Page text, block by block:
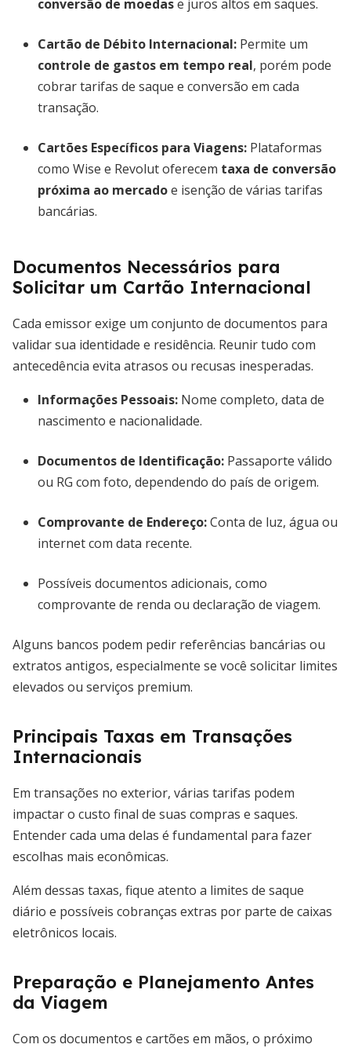
conversão de moedase juros altos em saques.
Cartão de Débito Internacional: Permite um
controle de gastos em tempo real, porém pode
cobrar tarifas de saque e conversão em cada
transação.
Cartões Específicos para Viagens: Plataformas
como Wise e Revolut oferecem taxa de conversão
próxima ao mercadoe isenção de várias tarifas
bancárias.
Documentos Necessários para
Solicitar um Cartão Internacional
Cada emissor exige um conjunto de documentos para
validar sua identidade e residência. Reunir tudo com
antecedência evita atrasos ou recusas inesperadas.
Informações Pessoais: Nome completo, data de
nascimento e nacionalidade.
Documentos de Identificação: Passaporte válido
ou RG com foto, dependendo do país de origem.
Comprovante de Endereço:Conta de luz, água ou
internet com data recente.
Possíveis documentos adicionais, como
comprovante de renda ou declaração de viagem.
Alguns bancos podem pedir referências bancárias ou
extratos antigos, especialmente se você solicitar limites
elevados ou serviços premium.
Principais Taxas em Transações
Internacionais
Em transações no exterior, várias tarifas podem
impactar o custo final de suas compras e saques.
Entender cada uma delas é fundamental para fazer
escolhas mais econômicas.
Além dessas taxas, fique atento a limites de saque
diário e possíveis cobranças extras por parte de caixas
eletrônicos locais.
Preparação e Planejamento Antes
da Viagem
Com os documentos e cartões em mãos, o próximo